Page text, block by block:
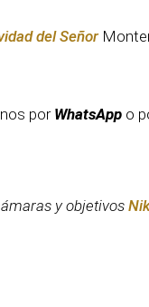
del Señor
porWhatsAppo
y objetivos